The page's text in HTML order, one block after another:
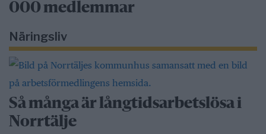
000 medlemmar
Näringsliv
Så många är långtidsarbetslösa i
Norrtälje